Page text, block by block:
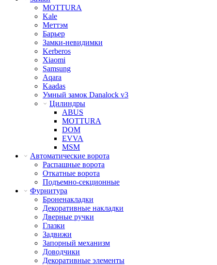
MOTTURA
Kale
Меттэм
Барьер
Замки-невидимки
Kerberos
Xiaomi
Samsung
Aqara
Kaadas
Умный замок Danalock v3
Цилиндры
ABUS
MOTTURA
DOM
EVVA
MSM
Автоматические ворота
Распашные ворота
Откатные ворота
Подъемно-секционные
Фурнитура
Броненакладки
Декоративные накладки
Дверные ручки
Глазки
Задвижи
Запорный механизм
Доводчики
Декоративные элементы